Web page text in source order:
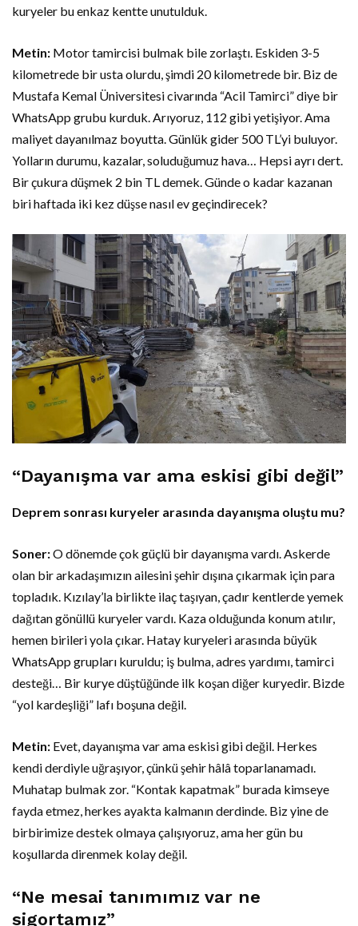
kuryeler bu enkaz kentte unutulduk.
Metin: Motor tamircisi bulmak bile zorlaştı. Eskiden 3-5
kilometrede bir usta olurdu, şimdi 20 kilometrede bir. Biz de
Mustafa Kemal Üniversitesi civarında “Acil Tamirci” diye bir
WhatsApp grubu kurduk. Arıyoruz, 112 gibi yetişiyor. Ama
maliyet dayanılmaz boyutta. Günlük gider 500 TL’yi buluyor.
Yolların durumu, kazalar, soluduğumuz hava… Hepsi ayrı dert.
Bir çukura düşmek 2 bin TL demek. Günde o kadar kazanan
biri haftada iki kez düşse nasıl ev geçindirecek?
“Dayanışma var ama eskisi gibi değil”
Deprem sonrası kuryeler arasında dayanışma oluştu mu?
Soner:O dönemde çok güçlü bir dayanışma vardı. Askerde
olan bir arkadaşımızın ailesini şehir dışına çıkarmak için para
topladık. Kızılay’la birlikte ilaç taşıyan, çadır kentlerde yemek
dağıtan gönüllü kuryeler vardı. Kaza olduğunda konum atılır,
hemen birileri yola çıkar. Hatay kuryeleri arasında büyük
WhatsApp grupları kuruldu; iş bulma, adres yardımı, tamirci
desteği… Bir kurye düştüğünde ilk koşan diğer kuryedir. Bizde
“yol kardeşliği” lafı boşuna değil.
Metin: Evet, dayanışma var ama eskisi gibi değil. Herkes
kendi derdiyle uğraşıyor, çünkü şehir hâlâ toparlanamadı.
Muhatap bulmak zor. “Kontak kapatmak” burada kimseye
fayda etmez, herkes ayakta kalmanın derdinde. Biz yine de
birbirimize destek olmaya çalışıyoruz, ama her gün bu
koşullarda direnmek kolay değil.
“Ne mesai tanımımız var ne
sigortamız”